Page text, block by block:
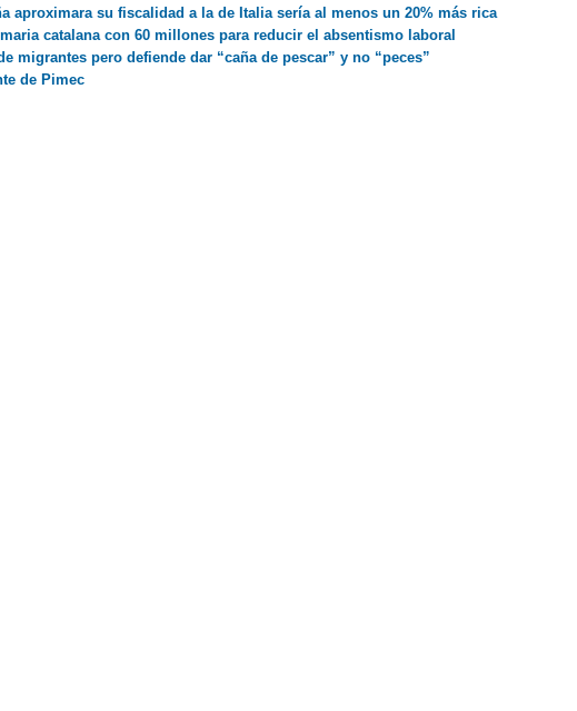
aproximara su fiscalidad a la de Italia sería al menos un 20% más rica
catalana con 60 millones para reducir el absentismo laboral
migrantes pero defiende dar “caña de pescar” y no “peces”
de Pimec